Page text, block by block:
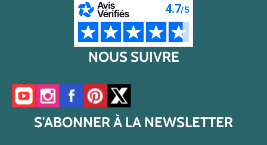
NOUS SUIVRE
Accéder à notre chaîne YouTube
Accéder à notre compte Instagram
Accéder à notre page Facebook
Accéder à notre compte Pinterest
Accéder à notre compte Twitter/X
S'ABONNER À LA NEWSLETTER